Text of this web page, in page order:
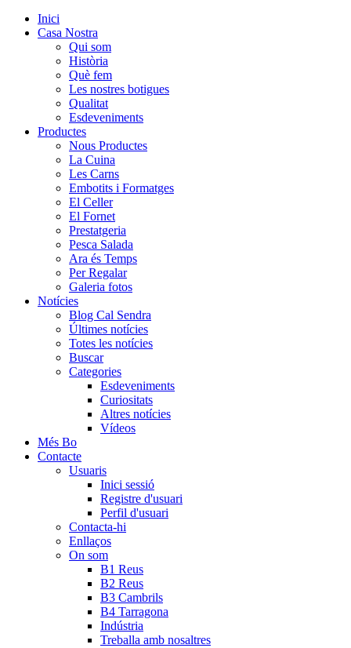
Inici
Casa Nostra
Qui som
Història
Què fem
Les nostres botigues
Qualitat
Esdeveniments
Productes
Nous Productes
La Cuina
Les Carns
Embotits i Formatges
El Celler
El Fornet
Prestatgeria
Pesca Salada
Ara és Temps
Per Regalar
Galeria fotos
Notícies
Blog Cal Sendra
Últimes notícies
Totes les notícies
Buscar
Categories
Esdeveniments
Curiositats
Altres notícies
Vídeos
Més Bo
Contacte
Usuaris
Inici sessió
Registre d'usuari
Perfil d'usuari
Contacta-hi
Enllaços
On som
B1 Reus
B2 Reus
B3 Cambrils
B4 Tarragona
Indústria
Treballa amb nosaltres